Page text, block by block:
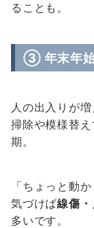
ることも。
③ 年末年始
人の出入りが増
掃除や模様替
期。
「ちょっと動
気づけば線傷
多いです。